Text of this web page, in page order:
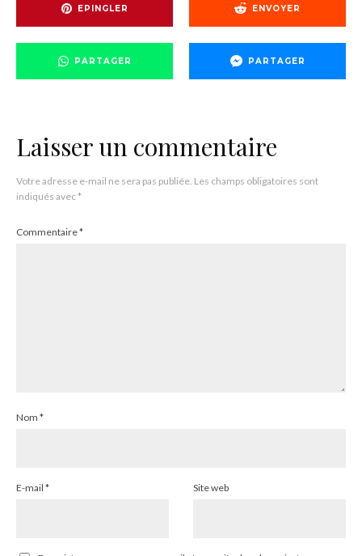
EPINGLER ENVOYER
PARTAGER PARTAGER
Laisser un commentaire
Votre adresse e-mail ne sera pas publiée. Les champs obligatoires sont
indiqués avec*
Commentaire*
Nom *
E-mail * Site web